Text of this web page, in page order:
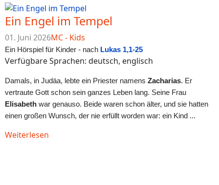
Ein Engel im Tempel
01. Juni 2026MC - Kids
Ein Hörspiel für Kinder - nach Lukas 1,1-25
Verfügbare Sprachen: deutsch, englisch
Damals, in Judäa, lebte ein Priester namens Zacharias. Er
vertraute Gott schon sein ganzes Leben lang. Seine Frau
Elisabeth war genauso. Beide waren schon älter, und sie hatten
einen großen Wunsch, der nie erfüllt worden war: ein Kind ...
Weiterlesen